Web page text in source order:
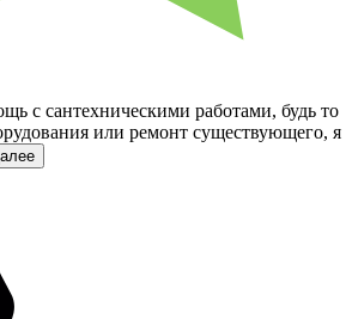
с сантехническими работами, будь то
или ремонт существующего, я